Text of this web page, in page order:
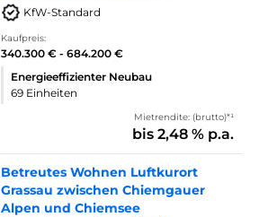
KfW-Standard
Kaufpreis:
340.300 € - 684.200 €
Energieeffizienter Neubau
69 Einheiten
Mietrendite: (brutto)*¹
bis 2,48 % p.a.
Betreutes Wohnen Luftkurort
Grassau zwischen Chiemgauer
Alpen und Chiemsee